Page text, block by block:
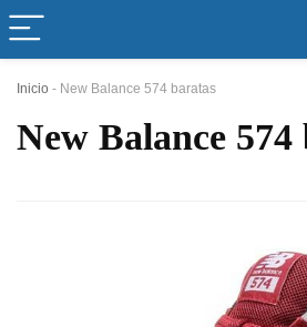
Inicio - New Balance 574 baratas
New Balance 574